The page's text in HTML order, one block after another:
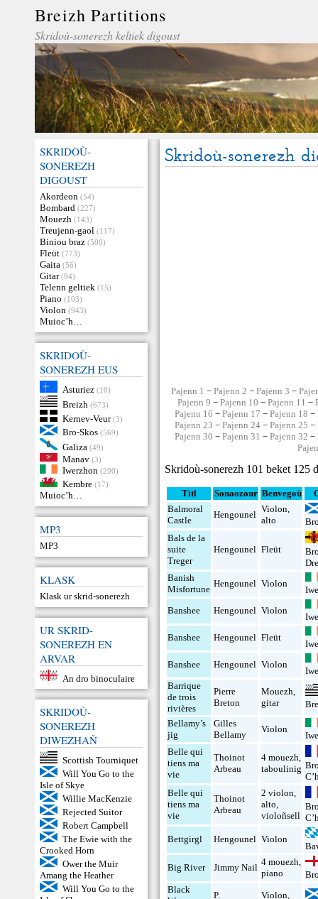
Breizh Partitions
Skridoù-sonerezh keltiek digoust
SKRIDOÙ-
SONEREZH
DIGOUST
Akordeon (54)
Bombard (227)
Mouezh (143)
Treujenn-gaol (117)
Biniou braz (500)
Fleüt (773)
Gaita (56)
Gitar (94)
Telenn geltiek (15)
Piano (103)
Violon (943)
Muioc’h…
SKRIDOÙ-
SONEREZH EUS
Asturiez (10)
Breizh (673)
Kernev-Veur (3)
Bro-Skos (569)
Galiza (49)
Manav (3)
Iwerzhon (290)
Kembre (17)
Muioc’h…
MP3
MP3
KLASK
Klask ur skrid-sonerezh
UR SKRID-
SONEREZH EN
ARVAR
An dro binoculaire
SKRIDOÙ-
SONEREZH
DIWEZHAÑ
Scottish Tourniquet
Will You Go to the
Isle of Skye
Willie MacKenzie
Rejected Suitor
Robert Campbell
The Ewie with the
Crooked Horn
Ower the Muir
Amang the Heather
Will You Go to the
Skridoù-sonerezh
Pajenn 1 − Pajenn 2 − Pajenn 3 −
Pajenn 9 − Pajenn 10 − Pajenn 11 −
Pajenn 16 −Pajenn 17 −Pajenn 18 −
Pajenn 23 −Pajenn 24 −Pajenn 25 −
Pajenn 30 −Pajenn 31 −Pajenn 32 −
Skridoù-sonerezh 101 beket 125
Titl Sonaozour Benvegoù
Balmoral
Castle
Hengounel
Violon,
alto
Bals de la
suite
Treger
Hengounel Fleüt
Banish
Misfortune
Hengounel Violon
Banshee
Hengounel Violon
Banshee
Hengounel Fleüt
Banshee
Hengounel Violon
Barrique
de trois
rivières
Pierre
Breton
Mouezh,
gitar
Bellamy’s
jig
Gilles
Bellamy
Violon
Belle qui
tiens ma
vie
Thoinot
Arbeau
4 mouezh,
taboulinig
Belle qui
tiens ma
vie
Thoinot
Arbeau
2 violon,
alto,
violoñsell
Bettgirgl Hengounel Violon
Big River
Jimmy Nail
4 mouezh,
piano
Black
P.
Violon,